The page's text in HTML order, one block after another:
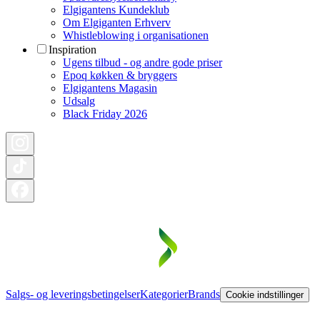
Elgigantens Kundeklub
Om Elgiganten Erhverv
Whistleblowing i organisationen
Inspiration
Ugens tilbud - og andre gode priser
Epoq køkken & bryggers
Elgigantens Magasin
Udsalg
Black Friday 2026
Salgs- og leveringsbetingelserKategorierBrands Cookie indstillinger